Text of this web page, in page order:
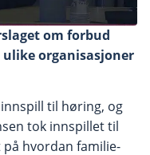
om forbud
ulike organisasjoner
til høring, og
tok innspillet til
hvordan familie-